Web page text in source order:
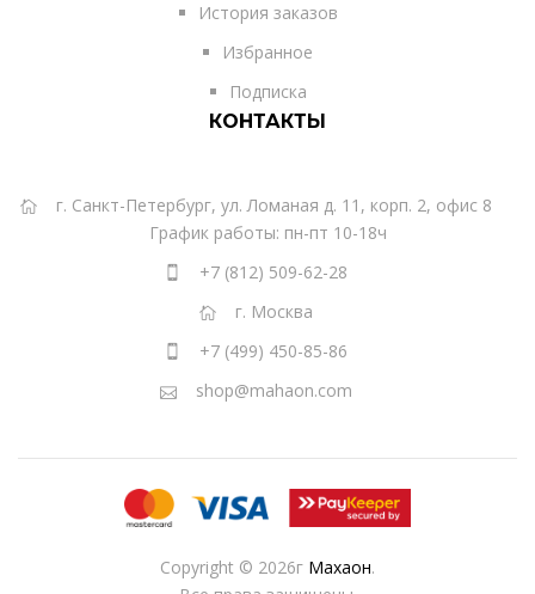
История заказов
Избранное
Подписка
КОНТАКТЫ
г. Санкт-Петербург, ул. Ломаная д. 11, корп. 2, офис 8
График работы: пн-пт 10-18ч
+7 (812) 509-62-28
г. Москва
+7 (499) 450-85-86
shop@mahaon.com
Copyright © 2026г Махаон.